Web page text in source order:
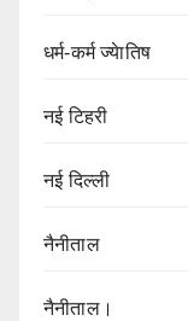
धर्म-कर्म ज्येातिष
नई टिहरी
नई दिल्ली
नैनीताल
नैनीताल।